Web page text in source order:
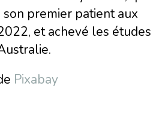
premier patient aux
et achevé les études
Pixabay